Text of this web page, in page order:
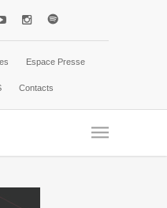
Espace Presse
Contacts